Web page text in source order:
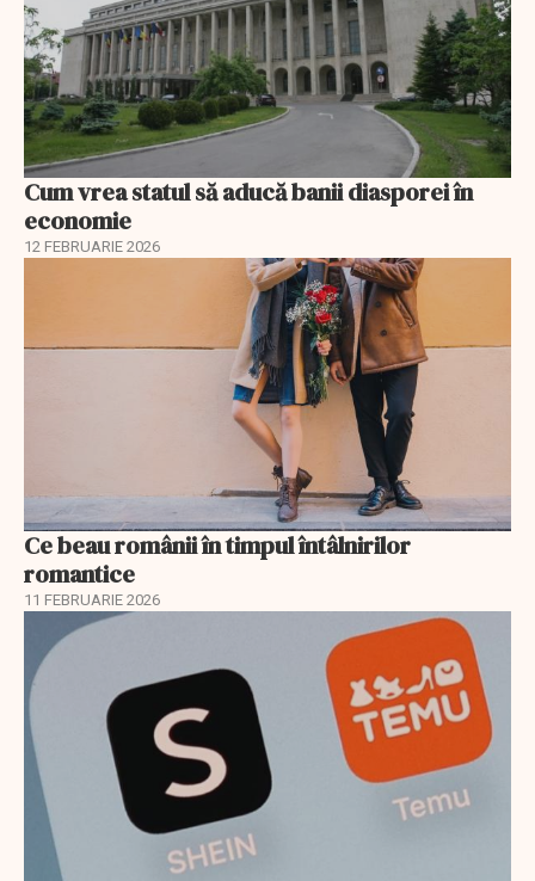
Cum vrea statul să aducă banii diasporei în
economie
12 FEBRUARIE 2026
Ce beau românii în timpul întâlnirilor
romantice
11 FEBRUARIE 2026